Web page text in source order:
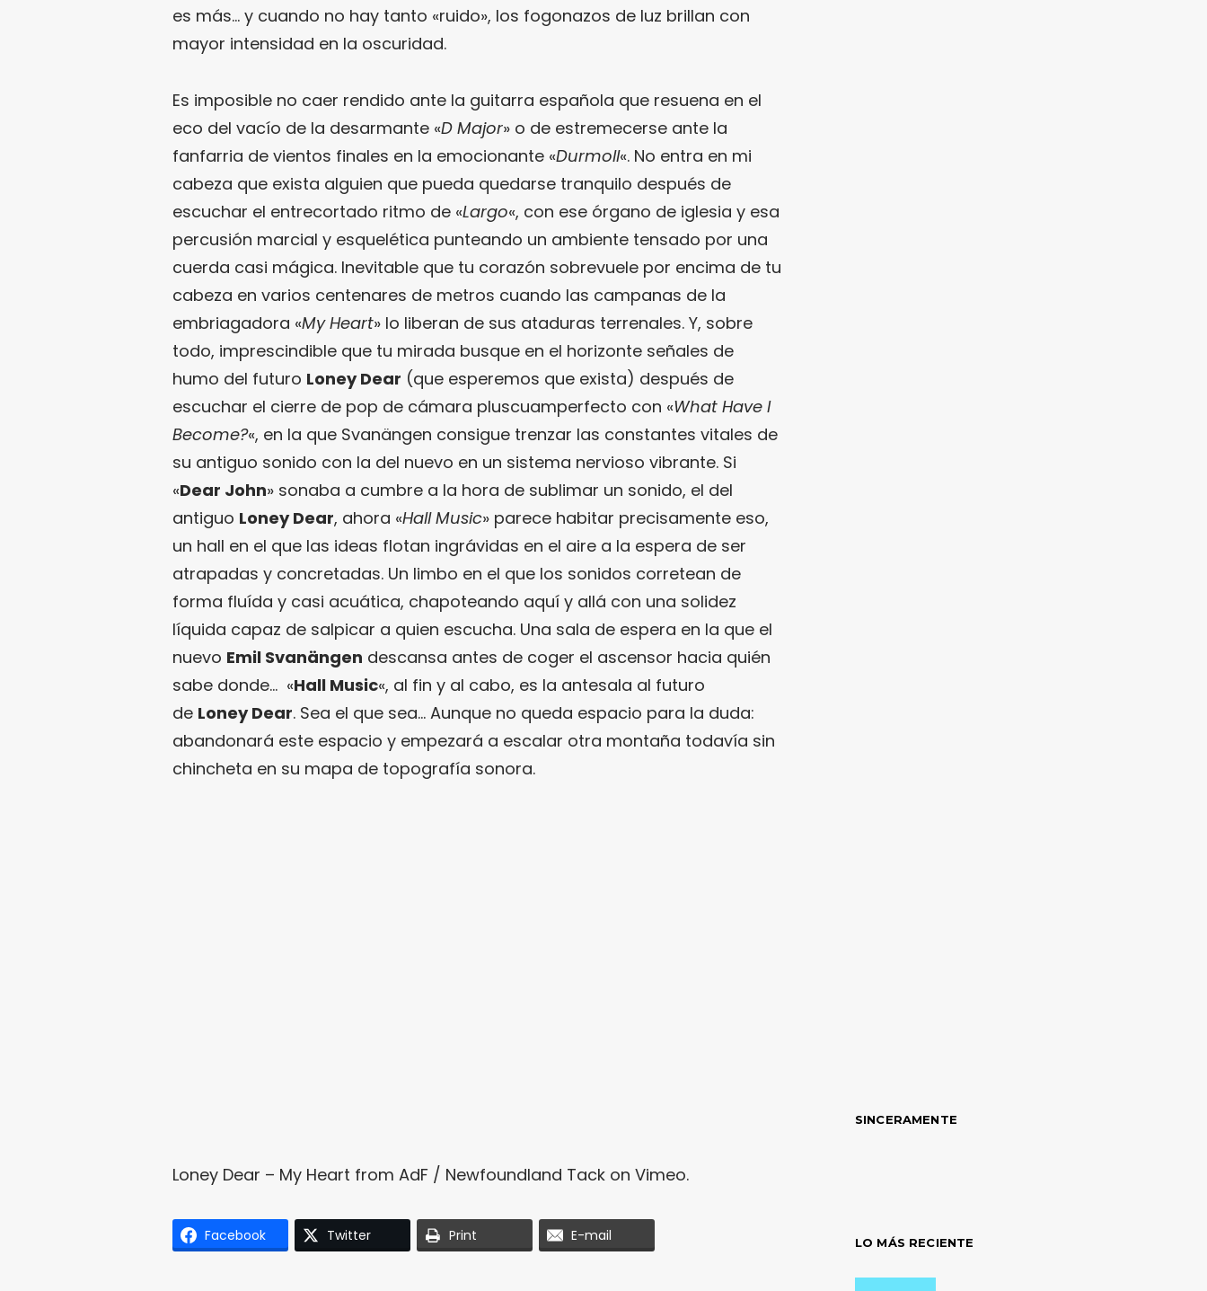
es más… y cuando no hay tanto «ruido», los fogonazos de luz brillan con
mayor intensidad en la oscuridad.
Es imposible no caer rendido ante la guitarra española que resuena en el
eco del vacío de la desarmante «D Major» o de estremecerse ante la
fanfarria de vientos finales en la emocionante «Durmoll«. No entra en mi
cabeza que exista alguien que pueda quedarse tranquilo después de
escuchar el entrecortado ritmo de «Largo«, con ese órgano de iglesia y esa
percusión marcial y esquelética punteando un ambiente tensado por una
cuerda casi mágica. Inevitable que tu corazón sobrevuele por encima de tu
cabeza en varios centenares de metros cuando las campanas de la
embriagadora «My Heart» lo liberan de sus ataduras terrenales. Y, sobre
todo, imprescindible que tu mirada busque en el horizonte señales de
humo del futuro Loney Dear (que esperemos que exista) después de
escuchar el cierre de pop de cámara pluscuamperfecto con «What Have I
Become?«, en la que Svanängen consigue trenzar las constantes vitales de
su antiguo sonido con la del nuevo en un sistema nervioso vibrante. Si
«Dear John» sonaba a cumbre a la hora de sublimar un sonido, el del
antiguo Loney Dear, ahora «Hall Music» parece habitar precisamente eso,
un hall en el que las ideas flotan ingrávidas en el aire a la espera de ser
atrapadas y concretadas. Un limbo en el que los sonidos corretean de
forma fluída y casi acuática, chapoteando aquí y allá con una solidez
líquida capaz de salpicar a quien escucha. Una sala de espera en la que el
nuevo Emil Svanängen descansa antes de coger el ascensor hacia quién
sabe donde… «Hall Music«, al fin y al cabo, es la antesala al futuro
de Loney Dear. Sea el que sea… Aunque no queda espacio para la duda:
abandonará este espacio y empezará a escalar otra montaña todavía sin
chincheta en su mapa de topografía sonora.
Loney Dear – My Heart from AdF / Newfoundland Tack on Vimeo.
Facebook Twitter Print E-mail
SINCERAMENTE
LO MÁS RECIENTE